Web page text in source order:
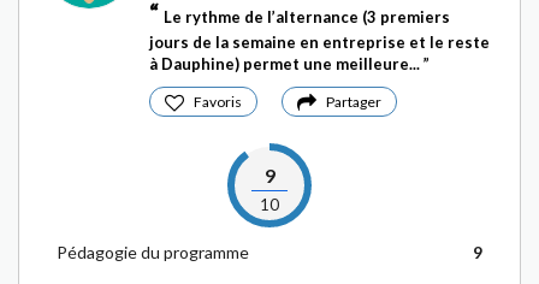
Le rythme de l’alternance (3 premiers
jours de la semaine en entreprise et le reste
à Dauphine) permet une meilleure...
Favoris Partager
9
10
Pédagogie du programme
9